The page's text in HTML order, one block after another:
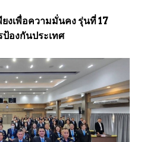
งเพื่อความมั่นคง รุ่นที่ 17
องกันประเทศ